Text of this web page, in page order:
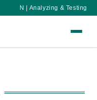
N | Analyzing & Testing